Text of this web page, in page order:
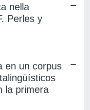
nella
Perles y
en un corpus
la primera